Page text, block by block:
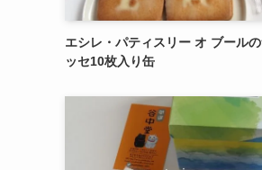
エシレ・パティスリー オ ブール
ッセ10枚入り缶